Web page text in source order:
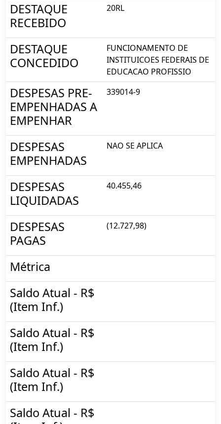
DESTAQUE
RECEBIDO
20RL
DESTAQUE
CONCEDIDO
FUNCIONAMENTO DE
INSTITUICOES FEDERAIS DE
EDUCACAO PROFISSIO
DESPESAS PRE-
EMPENHADAS A
EMPENHAR
339014-9
DESPESAS
EMPENHADAS
NAO SE APLICA
DESPESAS
LIQUIDADAS
40.455,46
DESPESAS
PAGAS
(12.727,98)
Métrica
Saldo Atual - R$
(Item Inf.)
Saldo Atual - R$
(Item Inf.)
Saldo Atual - R$
(Item Inf.)
Saldo Atual - R$